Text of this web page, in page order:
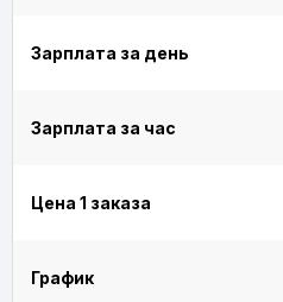
Зарплата за день
Зарплата за час
Цена 1 заказа
График